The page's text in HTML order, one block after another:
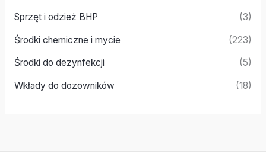
Sprzęt i odzież BHP (3)
Środki chemiczne i mycie (223)
Środki do dezynfekcji (5)
Wkłady do dozowników (18)